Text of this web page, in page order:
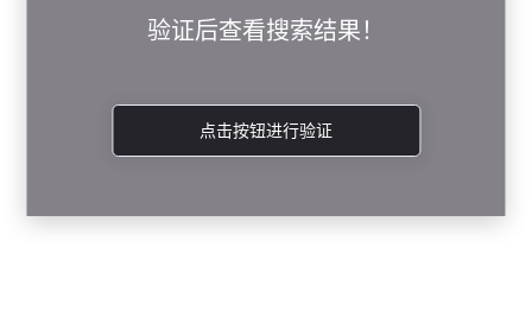
验证后查看搜索结果！
点击按钮进行验证